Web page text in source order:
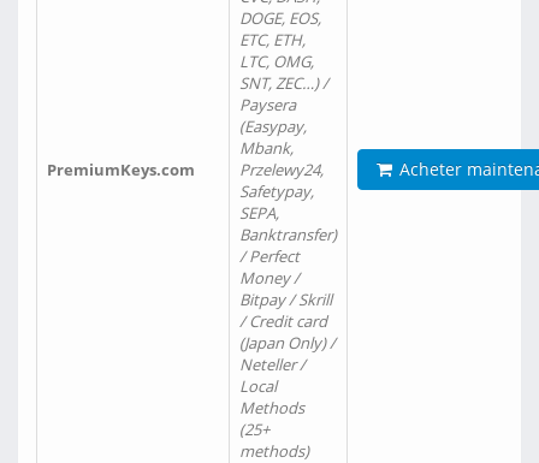
PremiumKeys.com
DOGE, EOS,
ETC, ETH,
LTC, OMG,
SNT, ZEC…) /
Paysera
(Easypay,
Mbank,
Przelewy24,
Safetypay,
SEPA,
Banktransfer)
/ Perfect
Money /
Bitpay / Skrill
/ Credit card
(Japan Only) /
Neteller /
Local
Methods
(25+
methods)
Acheter